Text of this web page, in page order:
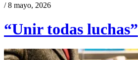
/ 8 mayo, 2026
“Unir todas luchas”